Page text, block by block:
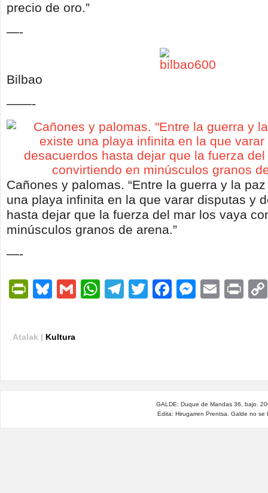
precio de oro.”
—-
Bilbao
——-
Cañones y palomas. “Entre la guerra y la
una playa infinita en la que varar disputas y
hasta dejar que la fuerza del mar los vaya
minúsculos granos de arena.”
—-
PrintFriendly
Bluesky
GmailWhatsApp
Telegram
TwitterFacebook
Email
Atalak | Kultura
GALDE: Duque de Mandas 36, bajo.
Edita: Hirugarren Prentsa. Galde no